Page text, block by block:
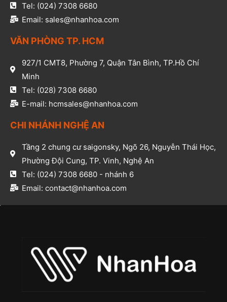
Tel: (024) 7308 6680
Email: sales@nhanhoa.com
VĂN PHÒNG TP. HCM​
927/1 CMT8, Phường 7, Quận Tân Bình, TP.Hồ Chí
Minh​
Tel: (028) 7308 6680​
E-mail: hcmsales@nhanhoa.com​
CHI NHÁNH NGHỆ AN​
Tầng 2 chung cư saigonsky, Ngõ 26, Nguyễn Thái Học,
Phường Đội Cung, TP. Vinh, Nghệ An​
Tel: (024) 7308 6680 - nhánh 6​
Email: contact@nhanhoa.com​